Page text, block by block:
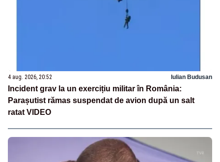
4 aug. 2026, 20:52 Iulian Budusan
Incident grav la un exercițiu militar în România:
Parașutist rămas suspendat de avion după un salt
ratat VIDEO